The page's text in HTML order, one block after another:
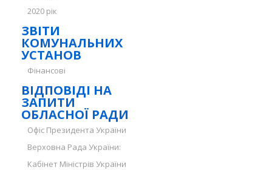
2020 рік
ЗВІТИ
КОМУНАЛЬНИХ
УСТАНОВ
Фінансові
ВІДПОВІДІ НА
ЗАПИТИ
ОБЛАСНОЇ РАДИ
Офіс Президента України
Верховна Рада України:
Кабінет Міністрів України